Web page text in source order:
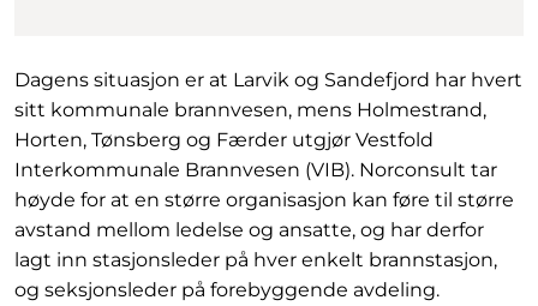
Dagens situasjon er at Larvik og Sandefjord har hvert
sitt kommunale brannvesen, mens Holmestrand,
Horten, Tønsberg og Færder utgjør Vestfold
Interkommunale Brannvesen (VIB). Norconsult tar
høyde for at en større organisasjon kan føre til større
avstand mellom ledelse og ansatte, og har derfor
lagt inn stasjonsleder på hver enkelt brannstasjon,
og seksjonsleder på forebyggende avdeling.